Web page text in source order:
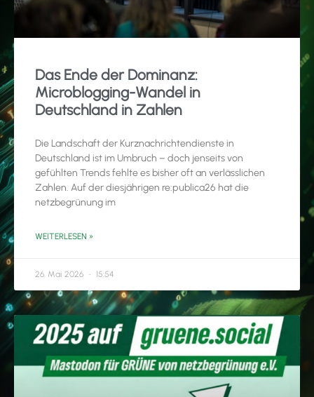
Das Ende der Dominanz:
Microblogging-Wandel in
Deutschland in Zahlen
Die Landschaft der Kurznachrichtendienste in
Deutschland ist im Umbruch – doch jenseits von
gefühlten Trends fehlte es bisher oft an verlässlichen
Zahlen. Auf der diesjährigen re:publica26 hat die
netzbegrünung im
WEITERLESEN »
26. Mai 2026 15:54